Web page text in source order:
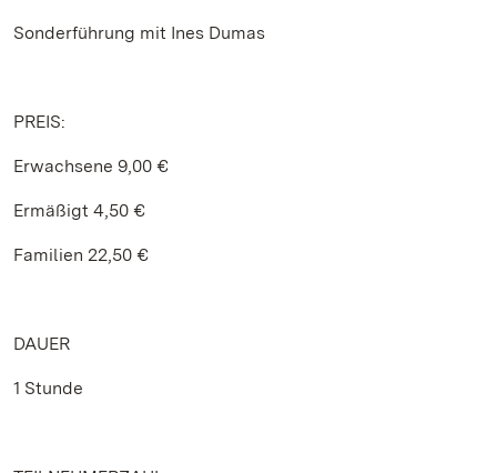
Sonderführung mit Ines Dumas
PREIS:
Erwachsene 9,00 €
Ermäßigt 4,50 €
Familien 22,50 €
DAUER
1 Stunde